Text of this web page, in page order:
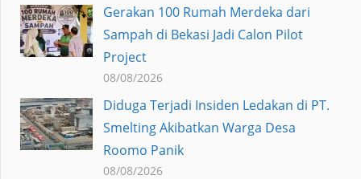
Gerakan 100 Rumah Merdeka dari
Sampah di Bekasi Jadi Calon Pilot
Project
08/08/2026
Diduga Terjadi Insiden Ledakan di PT.
Smelting Akibatkan Warga Desa
Roomo Panik
08/08/2026